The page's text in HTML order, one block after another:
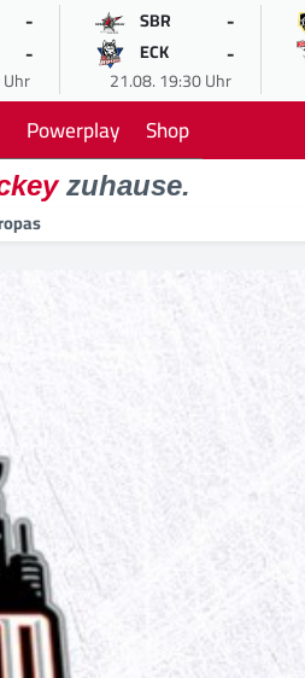
-
-
SBR -
ECK -
21.08. 19:30 Uhr
Powerplay Shop
zuhause.